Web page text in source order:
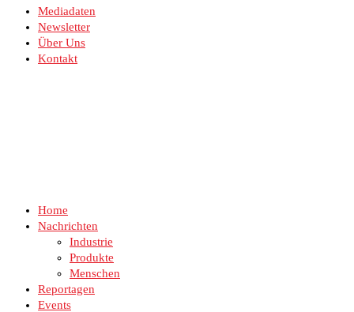
Mediadaten
Newsletter
Über Uns
Kontakt
Home
Nachrichten
Industrie
Produkte
Menschen
Reportagen
Events